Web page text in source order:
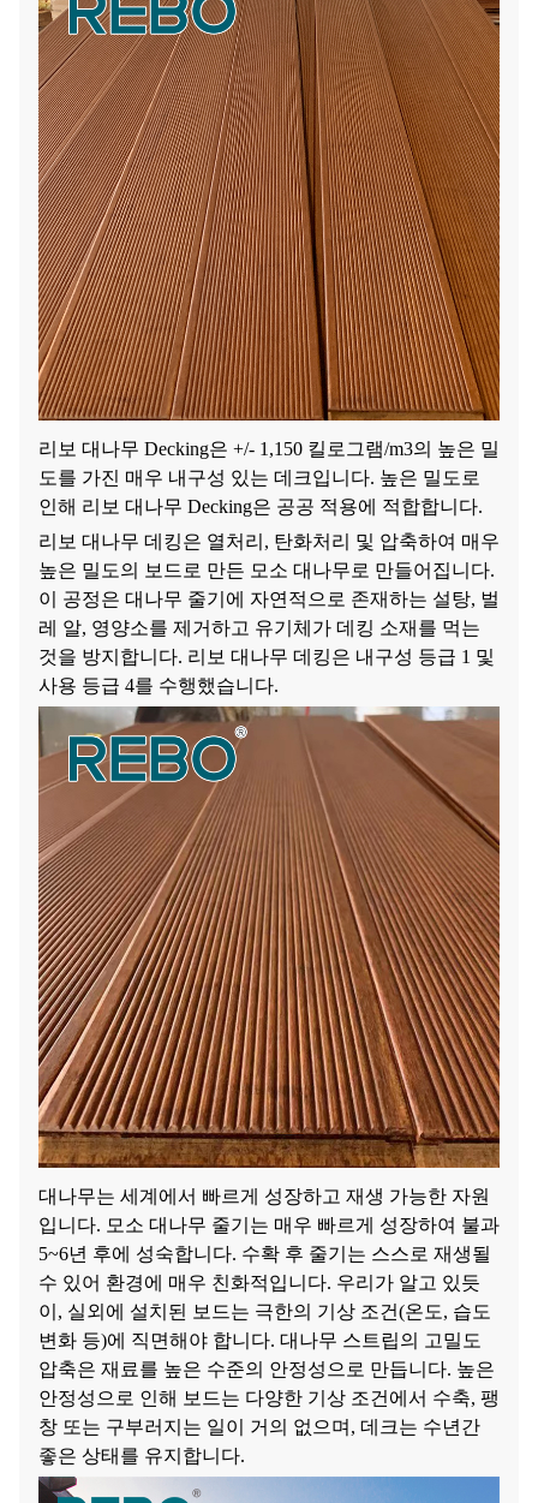
리보 대나무 Decking은 +/- 1,150 킬로그램/m3의 높은 밀
도를 가진 매우 내구성 있는 데크입니다. 높은 밀도로
인해 리보 대나무 Decking은 공공 적용에 적합합니다.
리보 대나무 데킹은 열처리, 탄화처리 및 압축하여 매우
높은 밀도의 보드로 만든 모소 대나무로 만들어집니다.
이 공정은 대나무 줄기에 자연적으로 존재하는 설탕, 벌
레 알, 영양소를 제거하고 유기체가 데킹 소재를 먹는
것을 방지합니다. 리보 대나무 데킹은 내구성 등급 1 및
사용 등급 4를 수행했습니다.
대나무는 세계에서 빠르게 성장하고 재생 가능한 자원
입니다. 모소 대나무 줄기는 매우 빠르게 성장하여 불과
5~6년 후에 성숙합니다. 수확 후 줄기는 스스로 재생될
수 있어 환경에 매우 친화적입니다. 우리가 알고 있듯
이, 실외에 설치된 보드는 극한의 기상 조건(온도, 습도
변화 등)에 직면해야 합니다. 대나무 스트립의 고밀도
압축은 재료를 높은 수준의 안정성으로 만듭니다. 높은
안정성으로 인해 보드는 다양한 기상 조건에서 수축, 팽
창 또는 구부러지는 일이 거의 없으며, 데크는 수년간
좋은 상태를 유지합니다.